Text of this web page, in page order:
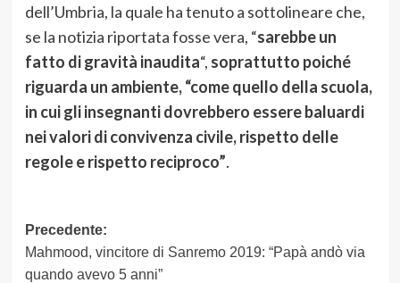
dell’Umbria, la quale ha tenuto a sottolineare che,
se la notizia riportata fosse vera, “sarebbe un
fatto di gravità inaudita“, soprattutto poiché
riguarda un ambiente, “come quello della scuola,
in cui gli insegnanti dovrebbero essere baluardi
nei valori di convivenza civile, rispetto delle
regole e rispetto reciproco”.
Navigazione
articolo
Precedente:
Mahmood, vincitore di Sanremo 2019: “Papà andò via
quando avevo 5 anni”